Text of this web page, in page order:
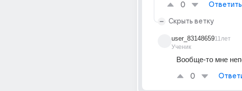
0 Ответить
Скрыть ветку
user_83148659
Ученик
11лет
Вообще-то мне
0